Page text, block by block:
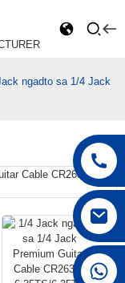
ngadto sa 1/4 Jack